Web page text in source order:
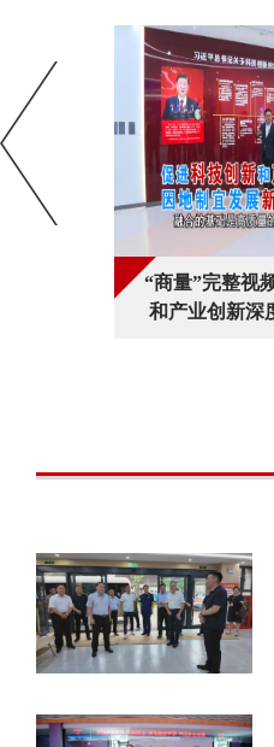
“商量”完整视
和产业创新深